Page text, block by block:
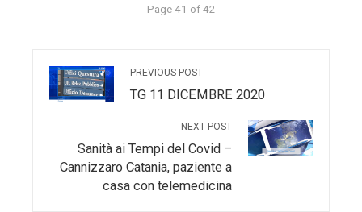
Page 41 of 42
PREVIOUS POST
TG 11 DICEMBRE 2020
NEXT POST
Sanità ai Tempi del Covid –
Cannizzaro Catania, paziente a
casa con telemedicina